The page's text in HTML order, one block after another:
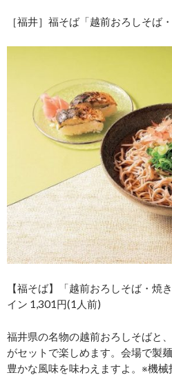
［福井］福そば「越前おろしそば
【福そば】「越前おろしそば・焼
イン 1,301円(1人前)
福井県の名物の越前おろしそばと
がセットで楽しめます。会場で製
豊かな風味を味わえますよ。※機械